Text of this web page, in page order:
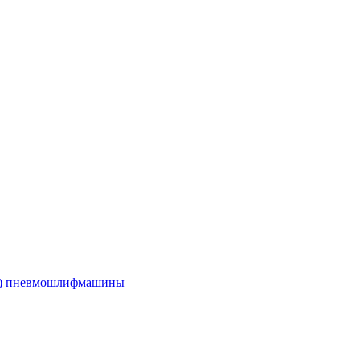
пневмошлифмашины